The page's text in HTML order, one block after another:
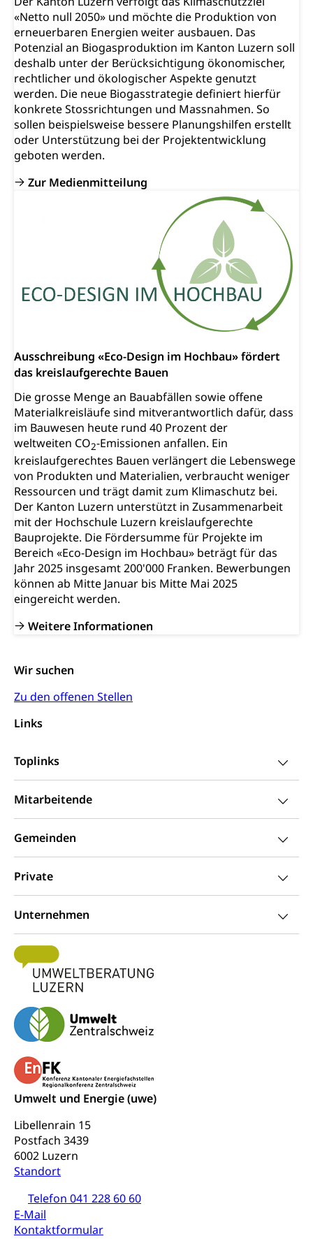
«Netto null 2050» und möchte die Produktion von
erneuerbaren Energien weiter ausbauen. Das
Potenzial an Biogasproduktion im Kanton Luzern soll
deshalb unter der Berücksichtigung ökonomischer,
rechtlicher und ökologischer Aspekte genutzt
werden. Die neue Biogasstrategie definiert hierfür
konkrete Stossrichtungen und Massnahmen. So
sollen beispielsweise bessere Planungshilfen erstellt
oder Unterstützung bei der Projektentwicklung
geboten werden.
Zur Medienmitteilung
Ausschreibung «Eco-Design im Hochbau» fördert
das kreislaufgerechte Bauen
Die grosse Menge an Bauabfällen sowie offene
Materialkreisläufe sind mitverantwortlich dafür, dass
im Bauwesen heute rund 40 Prozent der
weltweiten CO2-Emissionen anfallen. Ein
kreislaufgerechtes Bauen verlängert die Lebenswege
von Produkten und Materialien, verbraucht weniger
Ressourcen und trägt damit zum Klimaschutz bei.
Der Kanton Luzern unterstützt in Zusammenarbeit
mit der Hochschule Luzern kreislaufgerechte
Bauprojekte. Die Fördersumme für Projekte im
Bereich «Eco-Design im Hochbau» beträgt für das
Jahr 2025 insgesamt 200'000 Franken. Bewerbungen
können ab Mitte Januar bis Mitte Mai 2025
eingereicht werden.
Weitere Informationen
Wir suchen
Zu den offenen Stellen
Links
Toplinks
Mitarbeitende
Gemeinden
Private
Unternehmen
Umwelt und Energie (uwe)
Libellenrain 15
Postfach 3439
6002 Luzern
Standort
Telefon 041 228 60 60
E-Mail
Kontaktformular